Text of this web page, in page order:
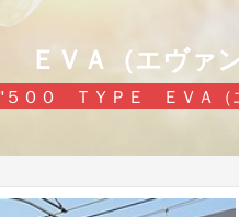
ＶＡ（エヴァ
"５００ ＴＹＰＥ ＥＶＡ（